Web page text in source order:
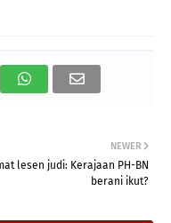
NEWER
lesen judi: Kerajaan PH-BN
berani ikut?